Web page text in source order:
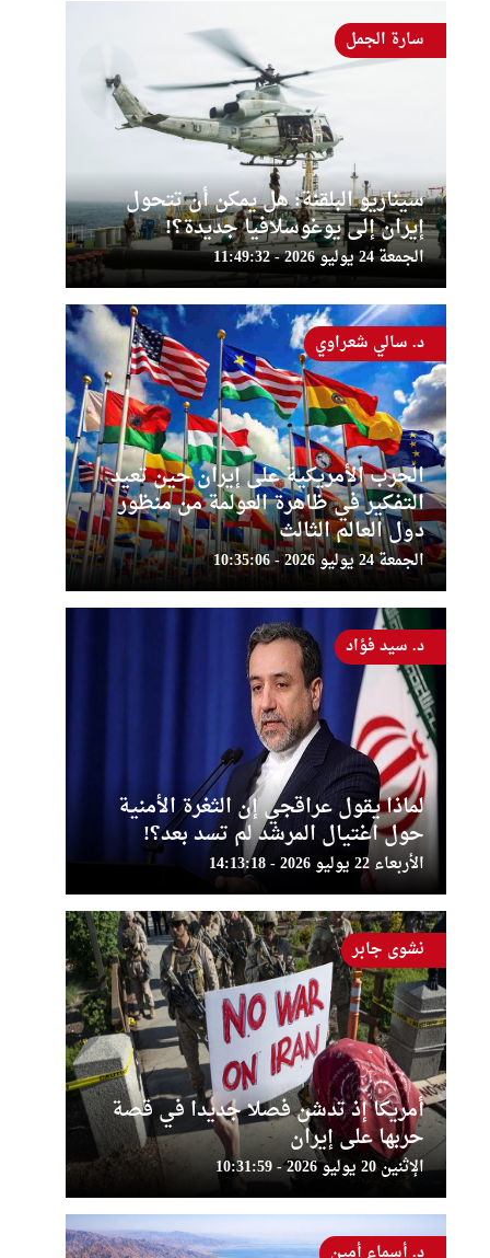
سيناريو البلقنة: هل يمكن أن تتحول
إيران إلى يوغوسلافيا جديدة؟!
الجمعة 24 يوليو 2026 - 11:49:32
سارة الجمل
الحرب الأمريكية على إيران حين تعيد
التفكير في ظاهرة العولمة من منظور
دول العالم الثالث
الجمعة 24 يوليو 2026 - 10:35:06
د. سالي شعراوي
لماذا يقول عراقجي إن الثغرة الأمنية
حول اغتيال المرشد لم تسد بعد؟!
الأربعاء 22 يوليو 2026 - 14:13:18
د. سيد فؤاد
أمريكا إذ تدشن فصلا جديدا في قصة
حربها على إيران
الإثنين 20 يوليو 2026 - 10:31:59
نشوى جابر